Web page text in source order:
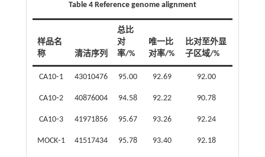
Table 4 Reference genome alignment
样品名
称
清洁序列
总比
对
率/%
唯一比
对率/%
比对至外显
子区域/%
CA10⁃1 43010476 95.00 92.69 92.00
CA10⁃2 40876004 94.58 92.22 90.78
CA10⁃3 41971856 95.67 93.26 92.24
MOCK⁃1 41517434 95.78 93.40 92.18